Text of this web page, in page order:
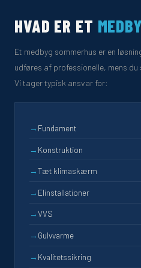
HVAD ER ET
Et medbyg sommerhus er en
udføres af professionelle, mens
Vi tager typisk ansvar for:
→ Fundament
→ Konstruktion
→Tæt klimaskærm
→ Elinstallationer
→VVS
→ Gulvvarme
→ Kvalitetssikring